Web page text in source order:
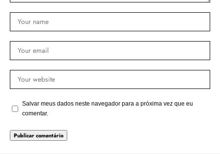
Salvar meus dados neste navegador para a próxima vez que eu
comentar.